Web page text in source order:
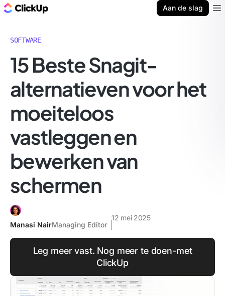
Aan de slag
SOFTWARE
15 Beste Snagit-
alternatieven voor het
moeiteloos
vastleggen en
bewerken van
schermen
Manasi NairManaging Editor
12 mei 2025
Leg meer vast. Nog meer te doen-met
ClickUp